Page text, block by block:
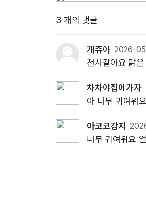
3 개의 댓글
개쥬아 2026-
천사같아요 맑
차차야집에가자
아 너무 귀여워요
아코코강지
너무 귀여워요